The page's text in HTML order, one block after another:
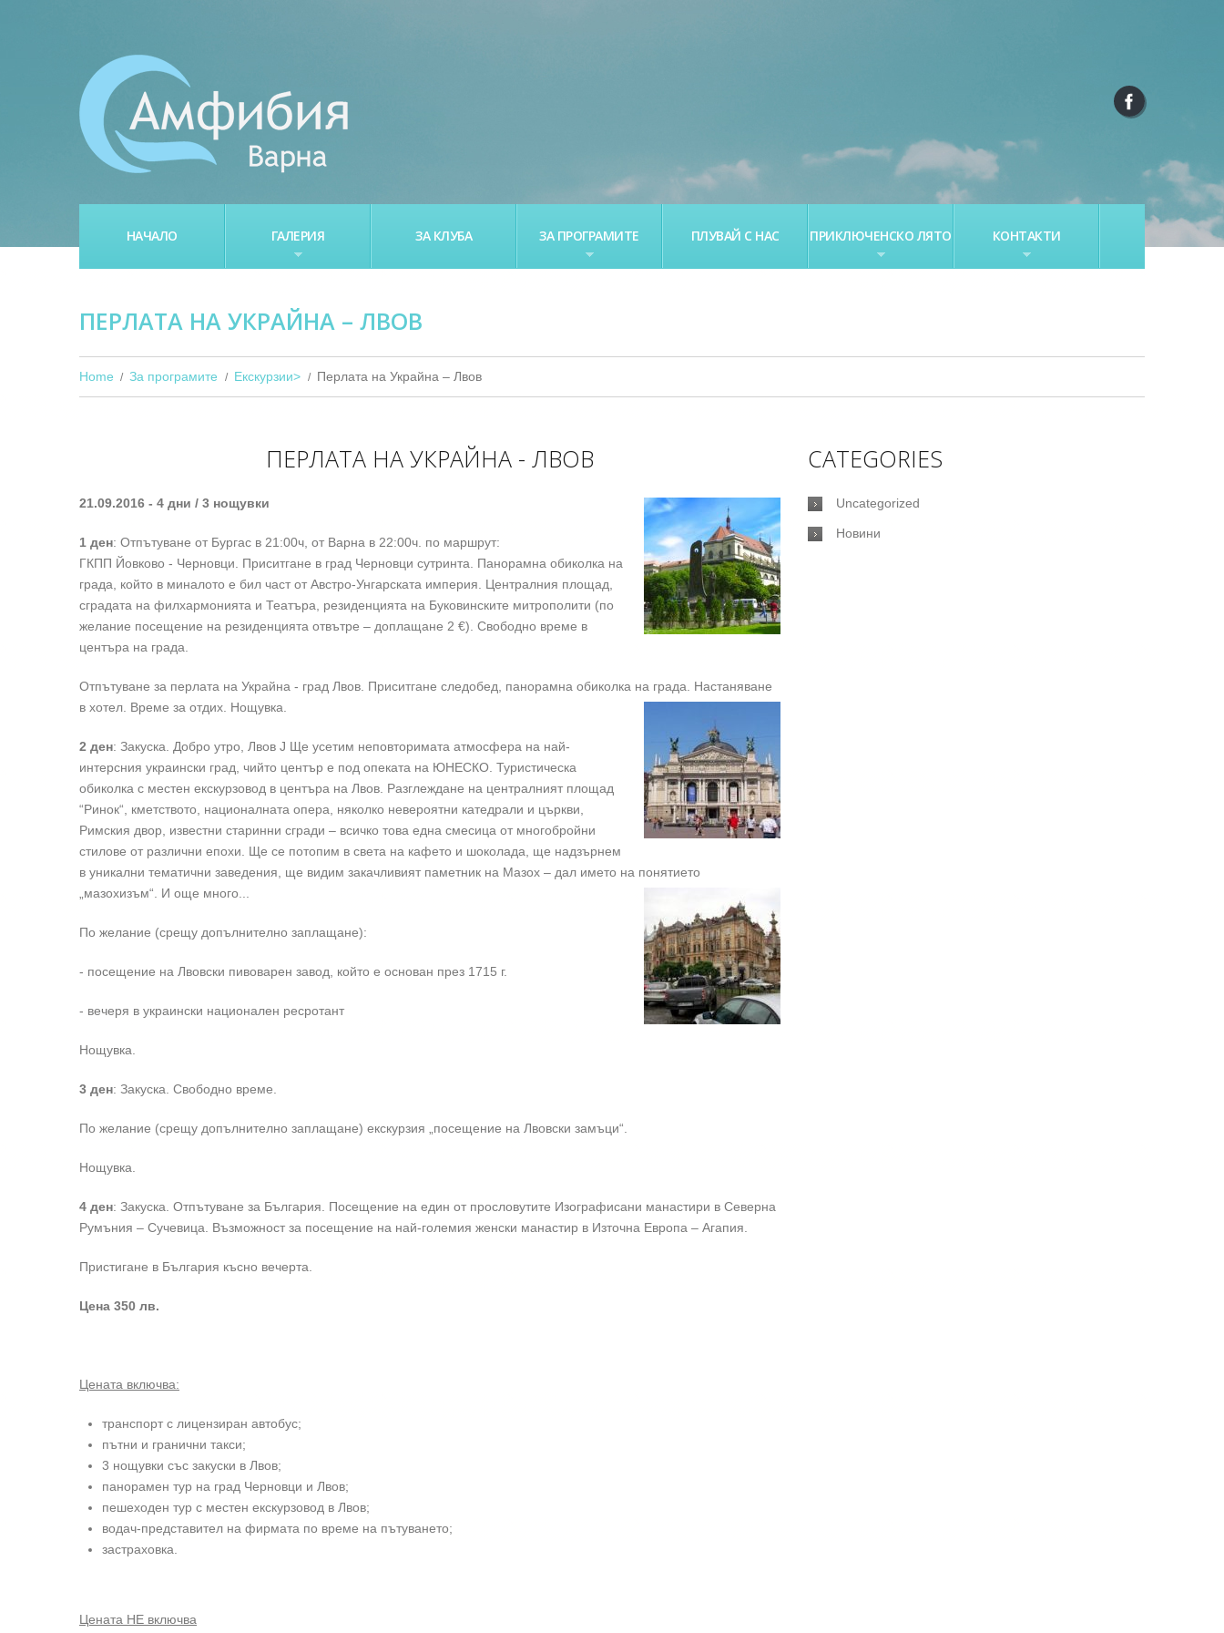
НАЧАЛО ГАЛЕРИЯ ЗА КЛУБА ЗА ПРОГРАМИТЕ ПЛУВАЙ С НАС ПРИКЛЮЧЕНСКО ЛЯТО КОНТАКТИ
ПЕРЛАТА НА УКРАЙНА – ЛВОВ
Home За програмите Екскурзии> Перлата на Украйна – Лвов
ПЕРЛАТА НА УКРАЙНА - ЛВОВ
21.09.2016 - 4 дни / 3 нощувки
1 ден: Отпътуване от Бургас в 21:00ч, от Варна в 22:00ч. по маршрут:
ГКПП Йовково - Черновци. Приситгане в град Черновци сутринта. Панорамна обиколка на
града, който в миналото е бил част от Австро-Унгарската империя. Централния площад,
сградата на филхармонията и Театъра, резиденцията на Буковинските митрополити (по
желание посещение на резиденцията отвътре – доплащане 2 €). Свободно време в
центъра на града.
Отпътуване за перлата на Украйна - град Лвов. Приситгане следобед, панорамна обиколка на града. Настаняване
в хотел. Време за отдих. Нощувка.
2 ден: Закуска. Добро утро, Лвов J Ще усетим неповторимата атмосфера на най-
интерсния украински град, чийто център е под опеката на ЮНЕСКО. Туристическа
обиколка с местен екскурзовод в центъра на Лвов. Разглеждане на централният площад
“Ринок“, кметството, националната опера, няколко невероятни катедрали и църкви,
Римския двор, известни старинни сгради – всичко това една смесица от многобройни
стилове от различни епохи. Ще се потопим в света на кафето и шоколада, ще надзърнем
в уникални тематични заведения, ще видим закачливият паметник на Мазох – дал името на понятието
„мазохизъм“. И още много...
По желание (срещу допълнително заплащане):
- посещение на Лвовски пивоварен завод, който е основан през 1715 г.
- вечеря в украински национален ресротант
Нощувка.
3 ден: Закуска. Свободно време.
По желание (срещу допълнително заплащане) екскурзия „посещение на Лвовски замъци“.
Нощувка.
4 ден: Закуска. Отпътуване за България. Посещение на един от прословутите Изографисани манастири в Северна
Румъния – Сучевица. Възможност за посещение на най-големия женски манастир в Източна Европа – Агапия.
Пристигане в България късно вечерта.
Цена 350 лв.
Цената включва:
транспорт с лицензиран автобус;
пътни и гранични такси;
3 нощувки със закуски в Лвов;
панорамен тур на град Черновци и Лвов;
пешеходен тур с местен екскурзовод в Лвов;
водач-представител на фирмата по време на пътуването;
застраховка.
Цената НЕ включва
CATEGORIES
Uncategorized
Новини